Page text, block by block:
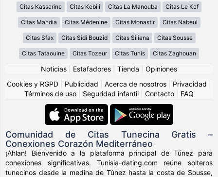
Citas Kasserine Citas Kebili Citas La Manouba Citas Le Kef
Citas Mahdia Citas Médenine Citas Monastir Citas Nabeul
Citas Sfax Citas Sidi Bouzid Citas Siliana Citas Sousse
Citas Tataouine Citas Tozeur Citas Tunis Citas Zaghouan
Noticias Estafadores Tienda
Opiniones
Cookies y RGPD
Publicidad Acerca de nosotros Privacidad
Términos de uso
Seguridad infantil Contacto FAQ
Comunidad de Citas Tunecina Gratis –
Conexiones Corazón Mediterráneo
¡Ahlan! Bienvenido a la plataforma principal de Túnez para
conexiones significativas. Tunisia-dating.com reúne solteros
tunecinos desde la medina de Túnez hasta la costa de Sousse,